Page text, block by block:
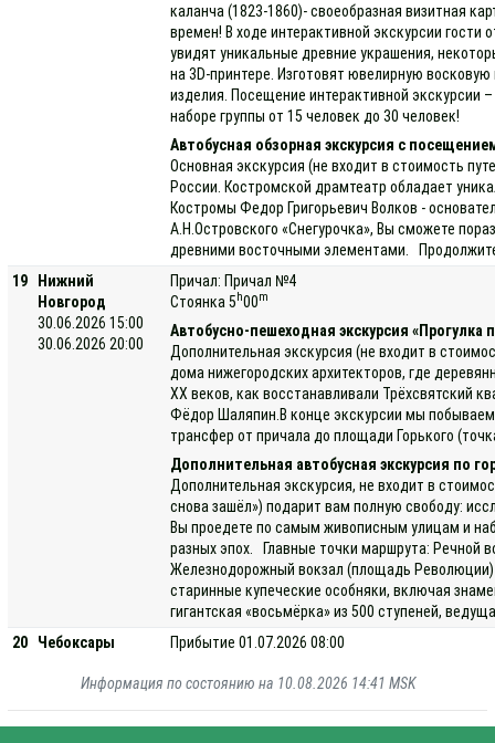
каланча (1823-1860)- своеобразная визитная
времен! В ходе интерактивной экскурсии
увидят уникальные древние украшения,
на 3D-принтере. Изготовят ювелирную
изделия. Посещение интерактивной экскурсии
наборе группы от 15 человек до 30 человек!
Автобусная обзорная экскурсия с
Основная экскурсия (не входит в стоимость
России. Костромской драмтеатр обладает
Костромы Федор Григорьевич Волков -
А.Н.Островского «Снегурочка», Вы сможете
древними восточными элементами.
19
Нижний
Новгород
30.06.2026 15:00
30.06.2026 20:00
Причал: Причал №4
Стоянка 5 h00m
Автобусно-пешеходная экскурсия
Дополнительная экскурсия (не входит в
дома нижегородских архитекторов, где
XX веков, как восстанавливали Трёхсвятский
Фёдор Шаляпин.В конце экскурсии мы побываем
трансфер от причала до площади Горького
Дополнительная автобусная экскурсия по
Дополнительная экскурсия, не входит в
снова зашёл») подарит вам полную свободу:
Вы проедете по самым живописным улицам и
разных эпох. Главные точки маршрута: Речной
Железнодорожный вокзал (площадь Революции)
старинные купеческие особняки, включая
гигантская «восьмёрка» из 500 ступеней,
20
Чебоксары Прибытие 01.07.2026 08:00
Информация по состоянию на 10.08.2026 14:41 MSK